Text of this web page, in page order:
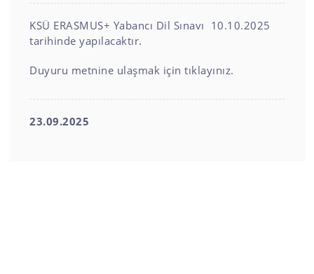
KSÜ ERASMUS+ Yabancı Dil Sınavı 10.10.2025
tarihinde yapılacaktır.
Duyuru metnine ulaşmak için tıklayınız.
23.09.2025